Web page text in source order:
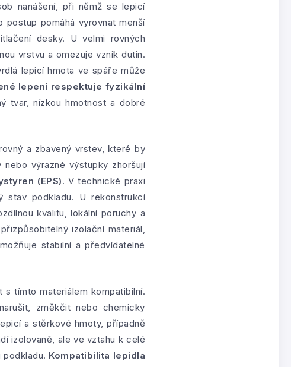
nanášení, při němž se lepicí
pomáhá vyrovnat menší
desky. U velmi rovných
vrstvu a omezuje vznik dutin.
lepicí hmota ve spáře může
lepení respektuje fyzikální
tvar, nízkou hmotnost a dobré
a zbavený vrstev, které by
výrazné výstupky zhoršují
(EPS). V technické praxi
stav podkladu. U rekonstrukcí
kvalitu, lokální poruchy a
izolační materiál,
stabilní a předvídatelné
s tímto materiálem kompatibilní.
změkčit nebo chemicky
a stěrkové hmoty, případně
izolovaně, ale ve vztahu k celé
Kompatibilita lepidla